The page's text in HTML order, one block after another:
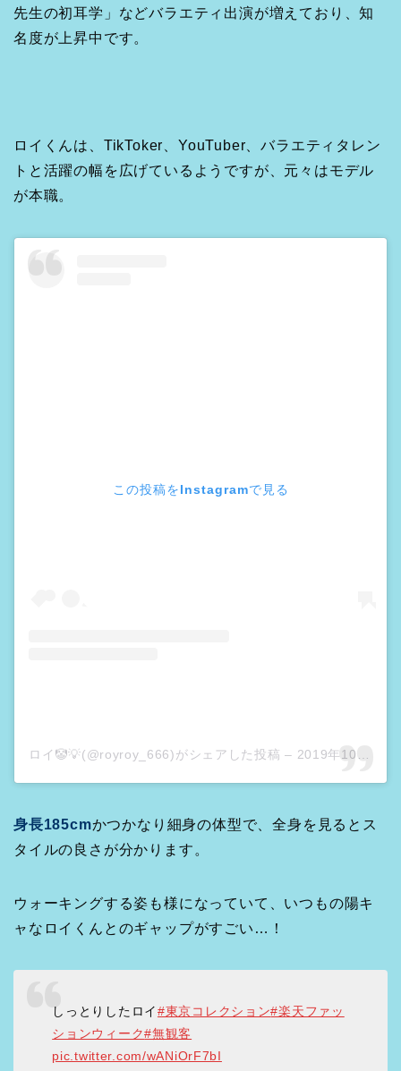
先生の初耳学」などバラエティ出演が増えており、知
名度が上昇中です。
ロイくんは、TikToker、YouTuber、バラエティタレン
トと活躍の幅を広げているようですが、元々はモデル
が本職。
この投稿をInstagramで見る
ロイ🤡💡(@royroy_666)がシェアした投稿 – 2019年10月月17日午前5時28分PDT
身長185cmかつかなり細身の体型で、全身を見るとス
タイルの良さが分かります。
ウォーキングする姿も様になっていて、いつもの陽キ
ャなロイくんとのギャップがすごい…！
しっとりしたロイ#東京コレクション#楽天ファッ
ションウィーク#無観客
pic.twitter.com/wANiOrF7bI